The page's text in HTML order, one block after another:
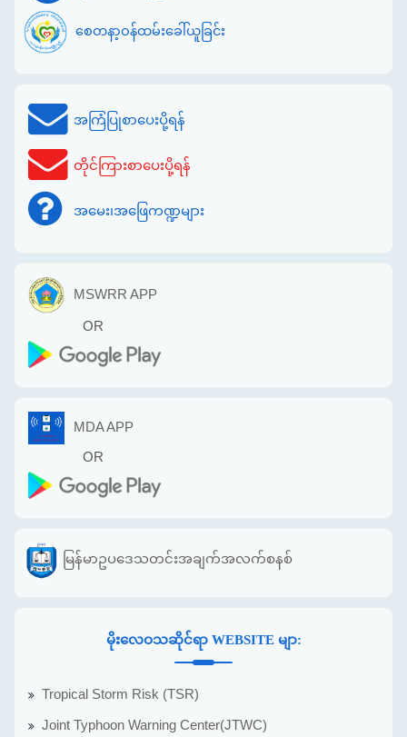
စေတနာ့ဝန်ထမ်းခေါ်ယူခြင်း
အကြံပြုစာပေးပို့ရန်
တိုင်ကြားစာပေးပို့ရန်
အမေး၊အဖြေကဏ္ဍများ
MSWRR APP
OR
MDA APP
OR
မြန်မာဥပဒေသတင်းအချက်အလက်စနစ်
မိုးလေဝသဆိုင်ရာ WEBSITE မျာ:
Tropical Storm Risk (TSR)
Joint Typhoon Warning Center(JTWC)